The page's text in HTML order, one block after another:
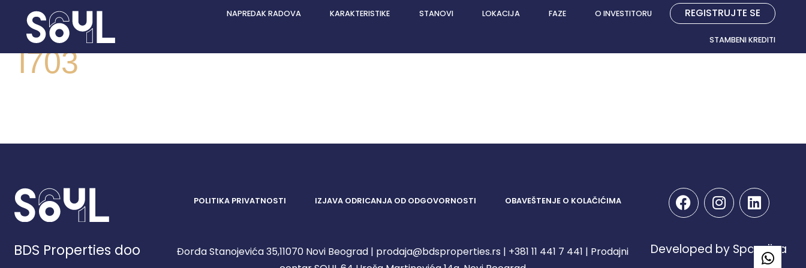
NAPREDAK RADOVA KARAKTERISTIKE STANOVI LOKACIJA FAZE O INVESTITORU REGISTRUJTE SE
STAMBENI KREDITI
I703
POLITIKA PRIVATNOSTI IZJAVA ODRICANJA OD ODGOVORNOSTI OBAVEŠTENJE O KOLAČIĆIMA
BDS Properties doo
Đorđa Stanojevića 35,11070 Novi Beograd | prodaja@bdsproperties.rs | +381 11 441 7 441 | Prodajni
Developed by Spandiva